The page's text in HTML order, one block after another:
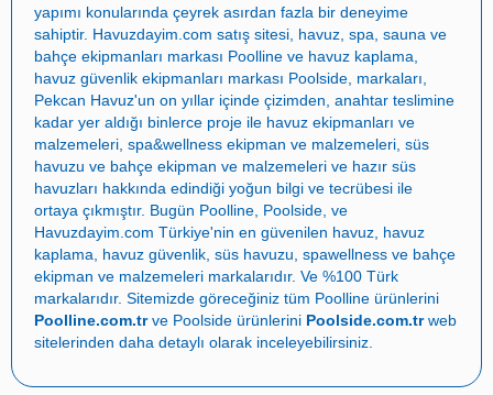
yapımı konularında çeyrek asırdan fazla bir deneyime
sahiptir. Havuzdayim.com satış sitesi, havuz, spa, sauna ve
bahçe ekipmanları markası Poolline ve havuz kaplama,
havuz güvenlik ekipmanları markası Poolside , markaları,
Pekcan Havuz'un on yıllar içinde çizimden, anahtar teslimine
kadar yer aldığı binlerce proje ile havuz ekipmanları ve
malzemeleri spa&wellness ekipman ve malzemeleri süs
havuzu ve bahçe ekipman ve malzemeleri ve hazır süs
havuzları hakkında edindiği yoğun bilgi ve tecrübesi ile
ortaya çıkmıştır. Bugün Poolline Poolside , ve
Havuzdayim.com Türkiye'nin en güvenilen havuz havuz
kaplama
havuz güvenlik süs havuzu spawellness ve bahçe
ekipman ve malzemeleri markalarıdır. Ve %100 Türk
markalarıdır. Sitemizde göreceğiniz tüm Poolline ürünlerini
Poolline.com.trve Poolside ürünlerini Poolside.com.trweb
sitelerinden daha detaylı olarak inceleyebilirsiniz.